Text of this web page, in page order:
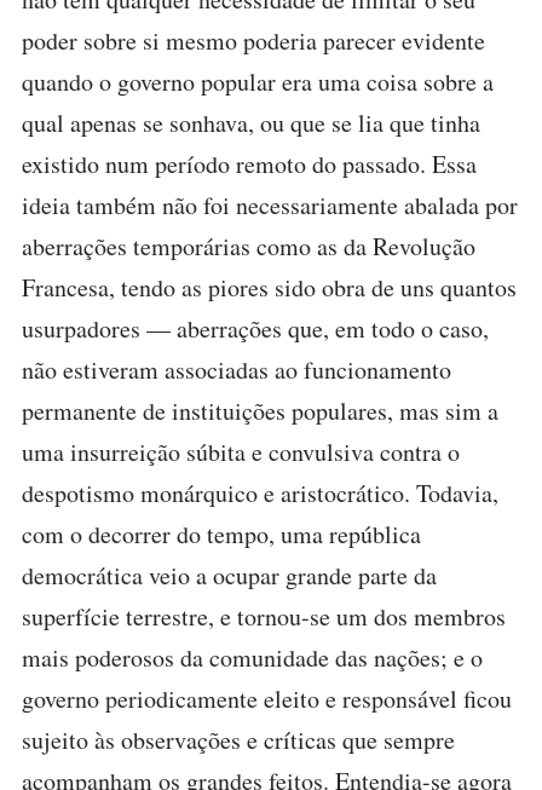
poder sobre si mesmo poderia parecer evidente
quando o governo popular era uma coisa sobre a
qual apenas se sonhava, ou que se lia que tinha
existido num período remoto do passado. Essa
ideia também não foi necessariamente abalada por
aberrações temporárias como as da Revolução
Francesa, tendo as piores sido obra de uns quantos
usurpadores — aberrações que, em todo o caso,
não estiveram associadas ao funcionamento
permanente de instituições populares, mas sim a
uma insurreição súbita e convulsiva contra o
despotismo monárquico e aristocrático. Todavia,
com o decorrer do tempo, uma república
democrática veio a ocupar grande parte da
superfície terrestre, e tornou-se um dos membros
mais poderosos da comunidade das nações; e o
governo periodicamente eleito e responsável ficou
sujeito às observações e críticas que sempre
acompanham os grandes feitos. Entendia-se agora